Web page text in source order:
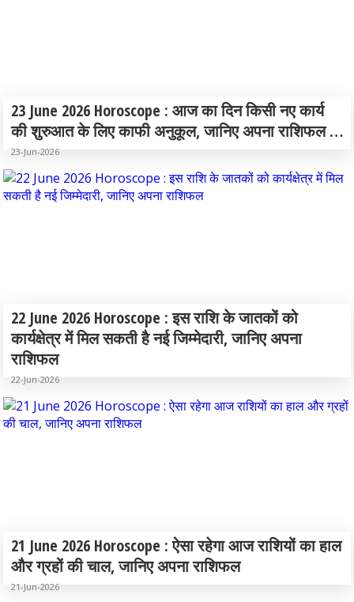
23 June 2026 Horoscope : आज का दिन किसी नए कार्य
की शुरुआत के लिए काफी अनुकूल, जानिए अपना राशिफल …
23-Jun-2026
22 June 2026 Horoscope : इस राशि के जातकों को
कार्यक्षेत्र में मिल सकती है नई जिम्मेदारी, जानिए अपना
राशिफल
22-Jun-2026
21 June 2026 Horoscope : ऐसा रहेगा आज राशियों का हाल
और ग्रहों की चाल, जानिए अपना राशिफल
21-Jun-2026